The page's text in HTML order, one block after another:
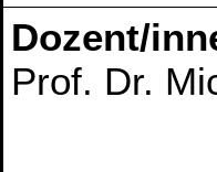
Dozent/
Prof. Dr.